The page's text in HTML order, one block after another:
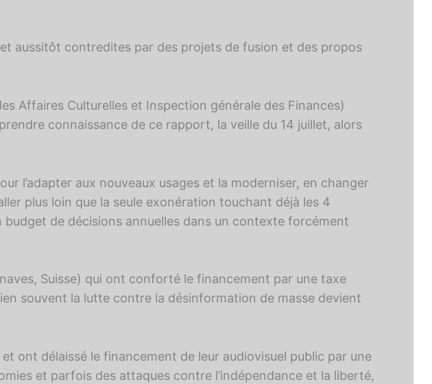
aussitôt contredites par des projets de fusion et des propos
Affaires Culturelles et Inspection générale des Finances)
connaissance de ce rapport, la veille du 14 juillet, alors
l’adapter aux nouveaux usages et la moderniser, en changer
plus loin que la seule exonération touchant déjà les 4
de décisions annuelles dans un contexte forcément
Suisse) qui ont conforté le financement par une taxe
souvent la lutte contre la désinformation de masse devient
ont délaissé le financement de leur audiovisuel public par une
et parfois des attaques contre l’indépendance et la liberté,